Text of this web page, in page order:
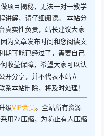
项目揭秘，无法一对一教学
讲解，请仔细阅读。 本站分
真实性负责，站长建议大家
为文章发布时间和您阅读文
期可能已经过了，需要自己
收益保障，希望大家可以认
开分享，并不代表本站立
本站删除，将及时处理！
级VIP会员。全站所有资源
用7z压缩，为防止有人压缩